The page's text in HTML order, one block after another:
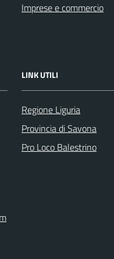
Imprese e commercio
LINK UTILI
Regione Liguria
Provincia di Savona
Pro Loco Balestrino